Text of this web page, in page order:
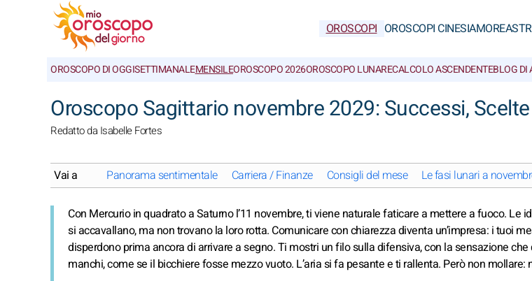
OROSCOPI OROSCOPI CINESIAMORE
OROSCOPO DI OGGISETTIMANALEMENSILEOROSCOPO 2026OROSCOPO LUNARECALCOLO ASCENDENTEBLOG DI
Oroscopo Sagittario novembre 2029: Successi,
Redatto da Isabelle Fortes
Vai a Panorama sentimentale Carriera / Finanze Consigli del mese Le fasi lunari a
Con Mercurio in quadrato a Saturno l’11 novembre, ti viene naturale faticare a mettere a fuoco. Le
si accavallano, ma non trovano la loro rotta. Comunicare con chiarezza diventa un’impresa: i tuoi
disperdono prima ancora di arrivare a segno. Ti mostri un filo sulla difensiva, con la sensazione
manchi, come se il bicchiere fosse mezzo vuoto. L’aria si fa pesante e ti rallenta. Però non mollare: